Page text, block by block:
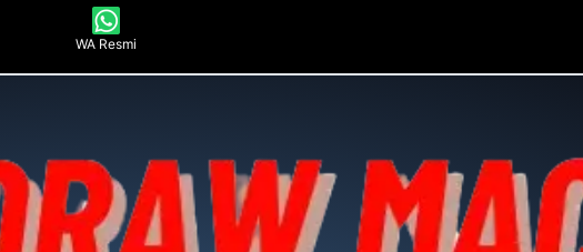
WA Resmi